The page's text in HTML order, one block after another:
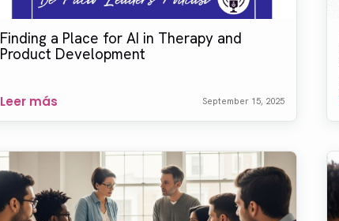
Finding a Place for AI in Therapy and
Product Development
Leer más September 15, 2025